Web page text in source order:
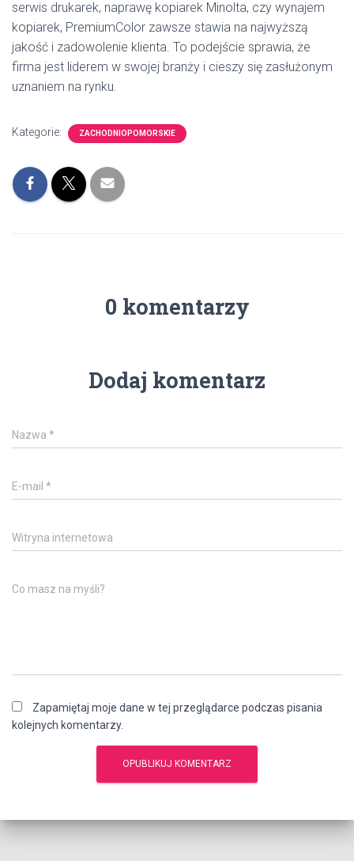
serwis drukarek, naprawę kopiarek Minolta, czy wynajem
kopiarek, PremiumColor zawsze stawia na najwyższą
jakość i zadowolenie klienta. To podejście sprawia, że
firma jest liderem w swojej branży i cieszy się zasłużonym
uznaniem na rynku.
Kategorie: ZACHODNIOPOMORSKIE
0 komentarzy
Dodaj komentarz
Nazwa *
E-mail *
Witryna internetowa
Co masz na myśli?
Zapamiętaj moje dane w tej przeglądarce podczas pisania
kolejnych komentarzy.